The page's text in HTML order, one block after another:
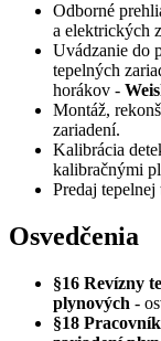
Odborné
a elektrických
Uvádzanie do
tepelných
horákov -
Montáž,
zariadení.
Kalibrácia
kalibračnými
Predaj tepelnej
Osvedčenia
§16 Revízny
plynových -
§18